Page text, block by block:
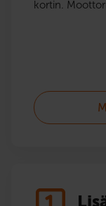
kortin.